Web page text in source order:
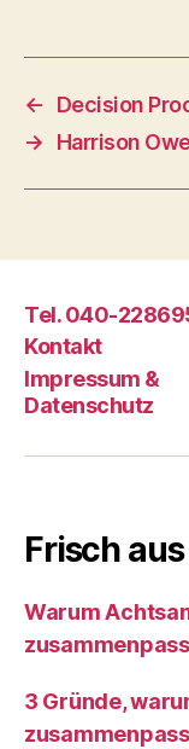
←
Decision
→
Harrison
Tel. 040-
Kontakt
Impressum &
Datenschutz
Frisch
Warum
3 Gründe,